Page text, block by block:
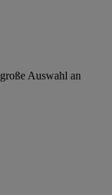
Auswahl an